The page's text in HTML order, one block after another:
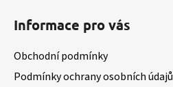
Informace pro vás
Obchodní podmínky
Podmínky ochrany osobních údajů